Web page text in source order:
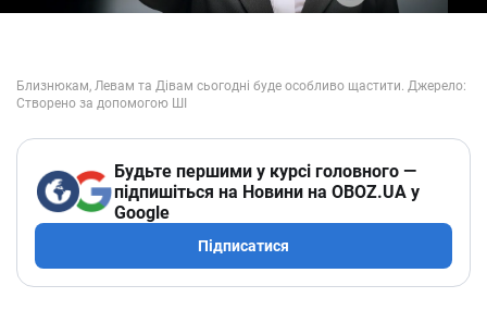
Будьте першими у курсі головного —
підпишіться на Новини на OBOZ.UA у
Google
Підписатися